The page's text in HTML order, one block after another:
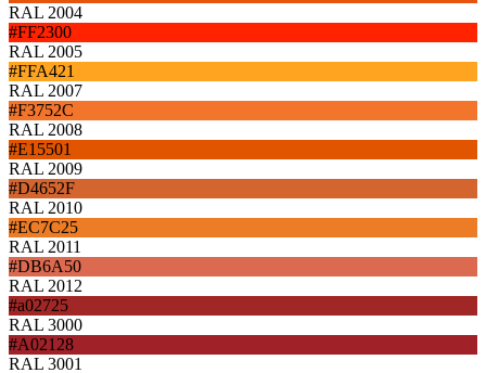
RAL 2004
#FF2300
RAL 2005
#FFA421
RAL 2007
#F3752C
RAL 2008
#E15501
RAL 2009
#D4652F
RAL 2010
#EC7C25
RAL 2011
#DB6A50
RAL 2012
#a02725
RAL 3000
#A02128
RAL 3001